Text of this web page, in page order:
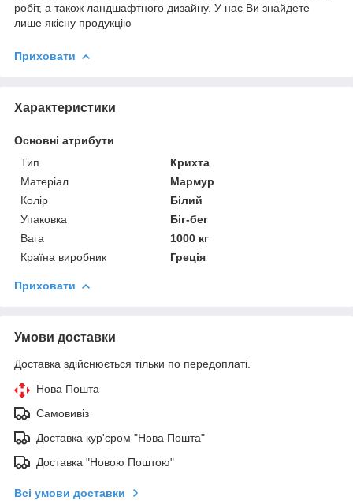
робіт, а також ландшафтного дизайну. У нас Ви знайдете
лише якісну продукцію
Приховати
Характеристики
Основні атрибути
Тип
Крихта
Матеріал
Мармур
Колір
Білий
Упаковка
Біг-бег
Вага
1000 кг
Країна виробник
Греція
Приховати
Умови доставки
Доставка здійснюється тільки по передоплаті.
Нова Пошта
Самовивіз
Доставка кур'єром "Нова Пошта"
Доставка "Новою Поштою"
Всі умови доставки